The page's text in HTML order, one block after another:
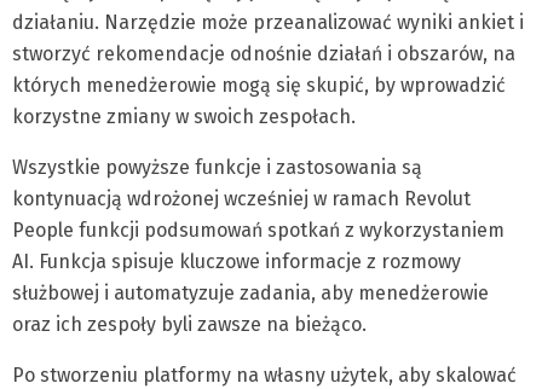
działaniu. Narzędzie może przeanalizować wyniki ankiet i
stworzyć rekomendacje odnośnie działań i obszarów, na
których menedżerowie mogą się skupić, by wprowadzić
korzystne zmiany w swoich zespołach.
Wszystkie powyższe funkcje i zastosowania są
kontynuacją wdrożonej wcześniej w ramach Revolut
People funkcji podsumowań spotkań z wykorzystaniem
AI. Funkcja spisuje kluczowe informacje z rozmowy
służbowej i automatyzuje zadania, aby menedżerowie
oraz ich zespoły byli zawsze na bieżąco.
Po stworzeniu platformy na własny użytek, aby skalować